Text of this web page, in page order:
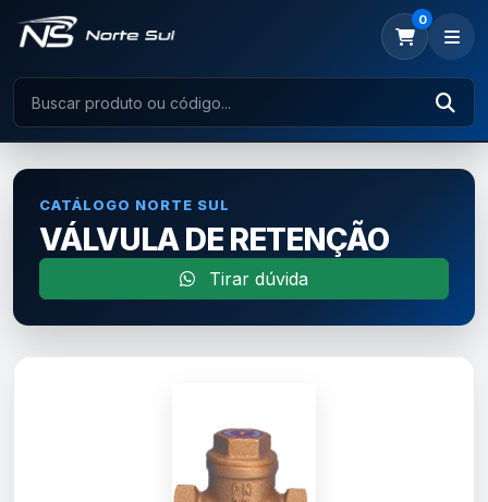
0
CATÁLOGO NORTE SUL
VÁLVULA DE RETENÇÃO
Tirar dúvida